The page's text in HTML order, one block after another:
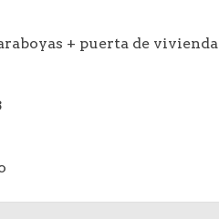
+ puerta de vivienda